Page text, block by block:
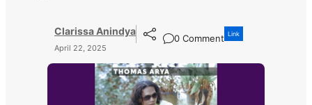
Clarissa Anindya
April 22, 2025
0 Comment Link